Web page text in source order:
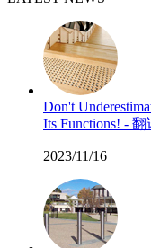
Don't
Its Functions! - 翻
2023/11/16